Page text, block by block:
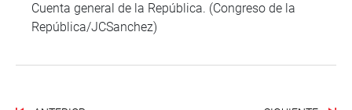
Cuenta general de la República. (Congreso de la
República/JCSanchez)